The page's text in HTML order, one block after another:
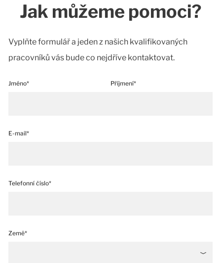
Jak můžeme pomoci?
Vyplňte formulář a jeden z našich kvalifikovaných
pracovníků vás bude co nejdříve kontaktovat.
Jméno* Příjmení*
E-mail*
Telefonní číslo*
Země*